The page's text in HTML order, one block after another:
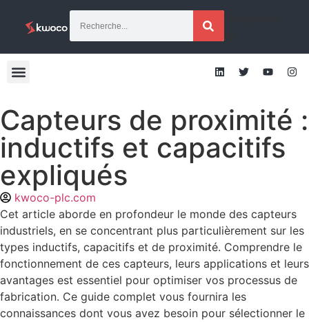
Capteurs de proximité :
inductifs et capacitifs
expliqués
kwoco-plc.com
Cet article aborde en profondeur le monde des capteurs
industriels, en se concentrant plus particulièrement sur les
types inductifs, capacitifs et de proximité. Comprendre le
fonctionnement de ces capteurs, leurs applications et leurs
avantages est essentiel pour optimiser vos processus de
fabrication. Ce guide complet vous fournira les
connaissances dont vous avez besoin pour sélectionner le